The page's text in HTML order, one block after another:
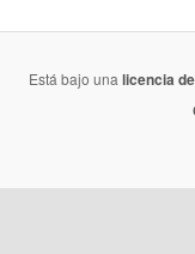
Está bajo una licencia